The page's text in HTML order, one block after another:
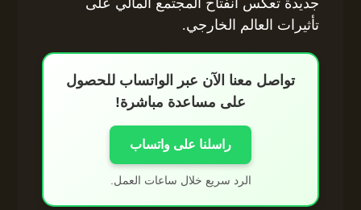
تأثيرات العالم الخارجي.
تواصل معنا الآن عبر الواتساب للحصول
على مساعدة مباشرة!
راسلنا على واتساب
الرد سريع خلال ساعات العمل.